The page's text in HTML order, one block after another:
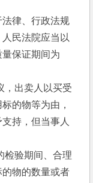
律、行政法规
民法院应当以
保证期间为
，出卖人以买受
的物等为由，
持，但当事人
检验期间、合理
物的数量或者